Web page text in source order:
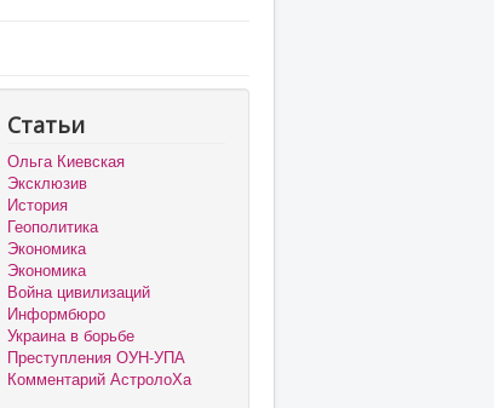
Статьи
Ольга Киевская
Эксклюзив
История
Геополитика
Экономика
Экономика
Война цивилизаций
Информбюро
Украина в борьбе
Преступления ОУН-УПА
Комментарий АстролоХа